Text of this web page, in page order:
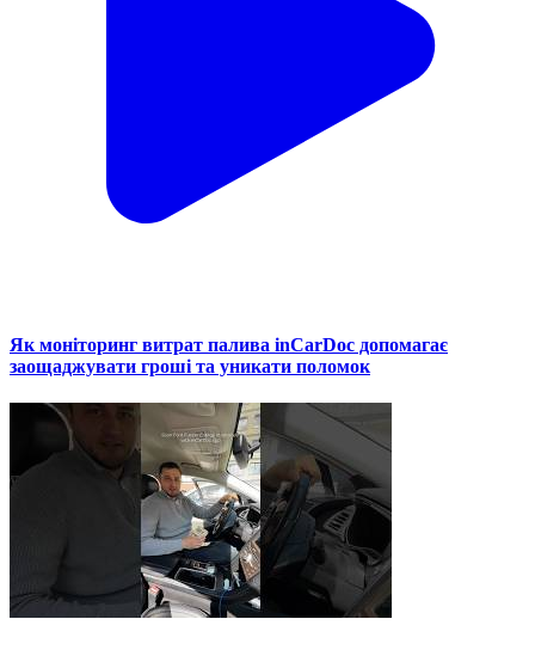
Як моніторинг витрат палива inCarDoc допомагає
заощаджувати гроші та уникати поломок